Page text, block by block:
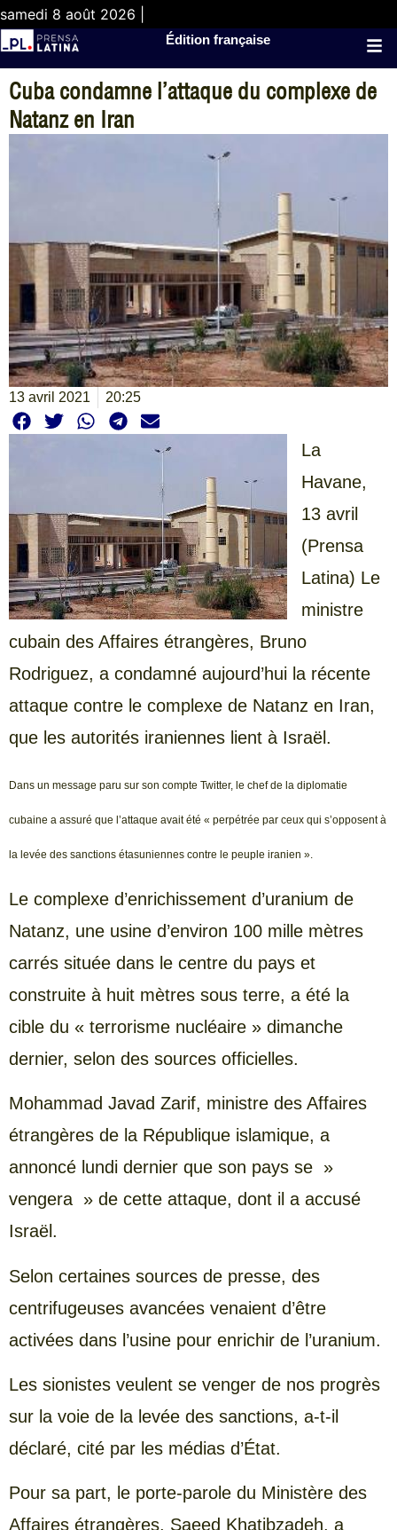
samedi 8 août 2026 |
Édition française
Cuba condamne l’attaque du complexe de
Natanz en Iran
13 avril 2021 20:25
La
Havane,
13 avril
(Prensa
Latina) Le
ministre
cubain des Affaires étrangères, Bruno
Rodriguez, a condamné aujourd’hui la récente
attaque contre le complexe de Natanz en Iran,
que les autorités iraniennes lient à Israël.
Dans un message paru sur son compte Twitter, le chef de la diplomatie
cubaine a assuré que l’attaque avait été « perpétrée par ceux qui s’opposent à
la levée des sanctions étasuniennes contre le peuple iranien ».
Le complexe d’enrichissement d’uranium de
Natanz, une usine d’environ 100 mille mètres
carrés située dans le centre du pays et
construite à huit mètres sous terre, a été la
cible du « terrorisme nucléaire » dimanche
dernier, selon des sources officielles.
Mohammad Javad Zarif, ministre des Affaires
étrangères de la République islamique, a
annoncé lundi dernier que son pays se »
vengera » de cette attaque, dont il a accusé
Israël.
Selon certaines sources de presse, des
centrifugeuses avancées venaient d’être
activées dans l’usine pour enrichir de l’uranium.
Les sionistes veulent se venger de nos progrès
sur la voie de la levée des sanctions, a-t-il
déclaré, cité par les médias d’État.
Pour sa part, le porte-parole du Ministère des
Affaires étrangères, Saeed Khatibzadeh, a